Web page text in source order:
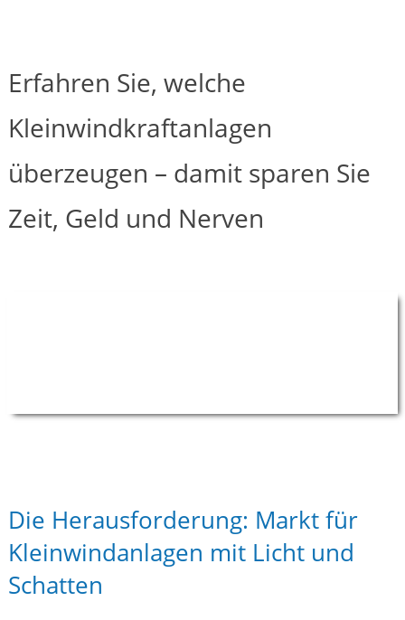
Erfahren Sie, welche
Kleinwindkraftanlagen
überzeugen – damit sparen Sie
Zeit, Geld und Nerven
Die Herausforderung: Markt für
Kleinwindanlagen mit Licht und
Schatten